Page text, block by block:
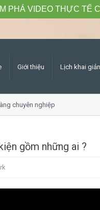
Giới thiệu Lịch khai
chuyên nghiệp
gồm những ai ?
PHÁ VIDEO THỰC TẾ